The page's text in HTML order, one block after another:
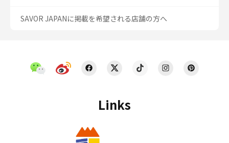
Links
SAVOR JAPANに掲載を希望される店舗の方へ